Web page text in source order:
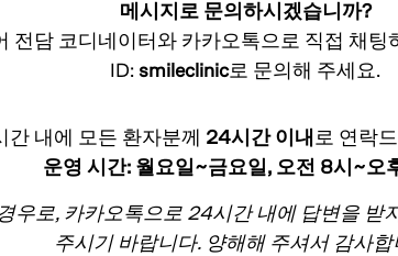
메시지로 문의하시겠습니까?
전담 코디네이터와 카카오톡으로 직접 채팅
ID:smileclinic로 문의해 주세요.
간 내에 모든 환자분께 24시간 이내로 연락
운영 시간: 월요일~금요일, 오전 8시~오
우로, 카카오톡으로 24시간 내에 답변을
주시기 바랍니다. 양해해 주셔서 감사합